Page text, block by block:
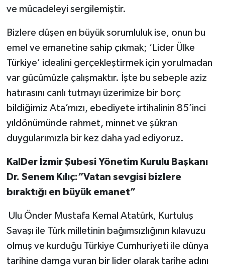
ve mücadeleyi sergilemiştir.
Bizlere düşen en büyük sorumluluk ise, onun bu
emel ve emanetine sahip çıkmak; ‘Lider Ülke
Türkiye’ idealini gerçekleştirmek için yorulmadan
var gücümüzle çalışmaktır. İşte bu sebeple aziz
hatırasını canlı tutmayı üzerimize bir borç
bildiğimiz Ata’mızı, ebediyete irtihalinin 85’inci
yıldönümünde rahmet, minnet ve şükran
duygularımızla bir kez daha yad ediyoruz.
KalDer İzmir Şubesi Yönetim Kurulu Başkanı
Dr. Senem Kılıç:“Vatan sevgisi bizlere
bıraktığı en büyük emanet”
Ulu Önder Mustafa Kemal Atatürk, Kurtuluş
Savaşı ile Türk milletinin bağımsızlığının kılavuzu
olmuş ve kurduğu Türkiye Cumhuriyeti ile dünya
tarihine damga vuran bir lider olarak tarihe adını